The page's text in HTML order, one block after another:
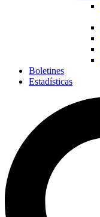
Boletines
Estadísticas